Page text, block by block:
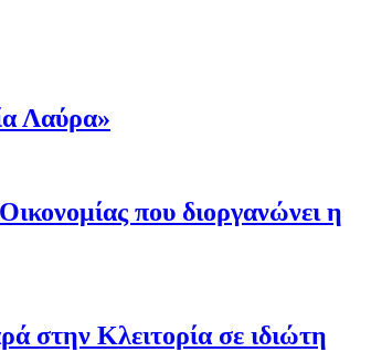
Λαύρα»
που διοργανώνει η
στην Κλειτορία σε ιδιώτη